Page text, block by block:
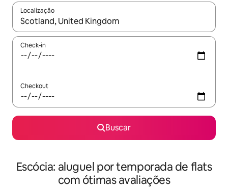
Localização
Quando os resultados estiverem disponíveis, explore-os
Check-in
Checkout
Buscar
Escócia: aluguel por temporada de flats
com ótimas avaliações